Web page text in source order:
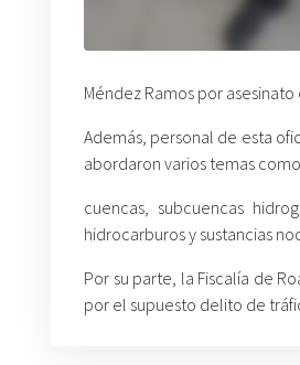
Méndez Ramos por
Además, personal de esta
abordaron varios temas
cuencas, subcuencas
hidrocarburos y sustancias
Por su parte, la Fiscalía de
por el supuesto delito de